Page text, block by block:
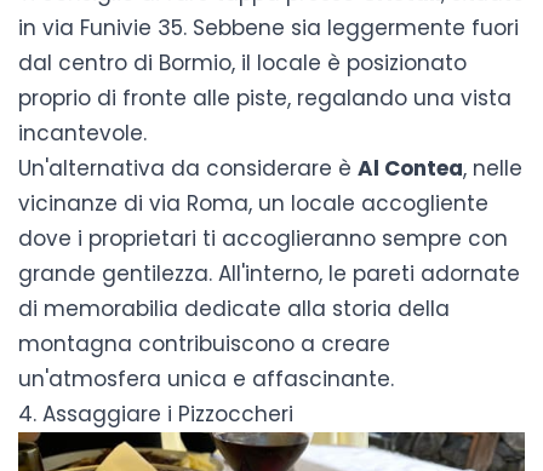
in via Funivie 35. Sebbene sia leggermente fuori
dal centro di Bormio, il locale è posizionato
proprio di fronte alle piste, regalando una vista
incantevole.
Un'alternativa da considerare è Al Contea, nelle
vicinanze di via Roma, un locale accogliente
dove i proprietari ti accoglieranno sempre con
grande gentilezza. All'interno, le pareti adornate
di memorabilia dedicate alla storia della
montagna contribuiscono a creare
un'atmosfera unica e affascinante.
4. Assaggiare i Pizzoccheri